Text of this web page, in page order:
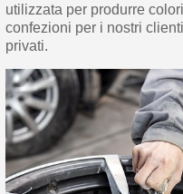
utilizzata per produrre
confezioni per i nostri
privati.